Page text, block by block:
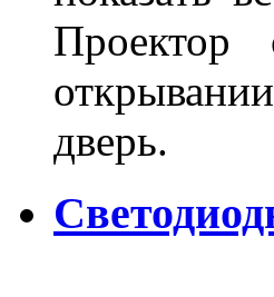
Проектор
дверь.